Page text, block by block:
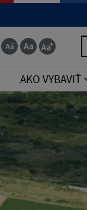
AKO VYBAVIŤ